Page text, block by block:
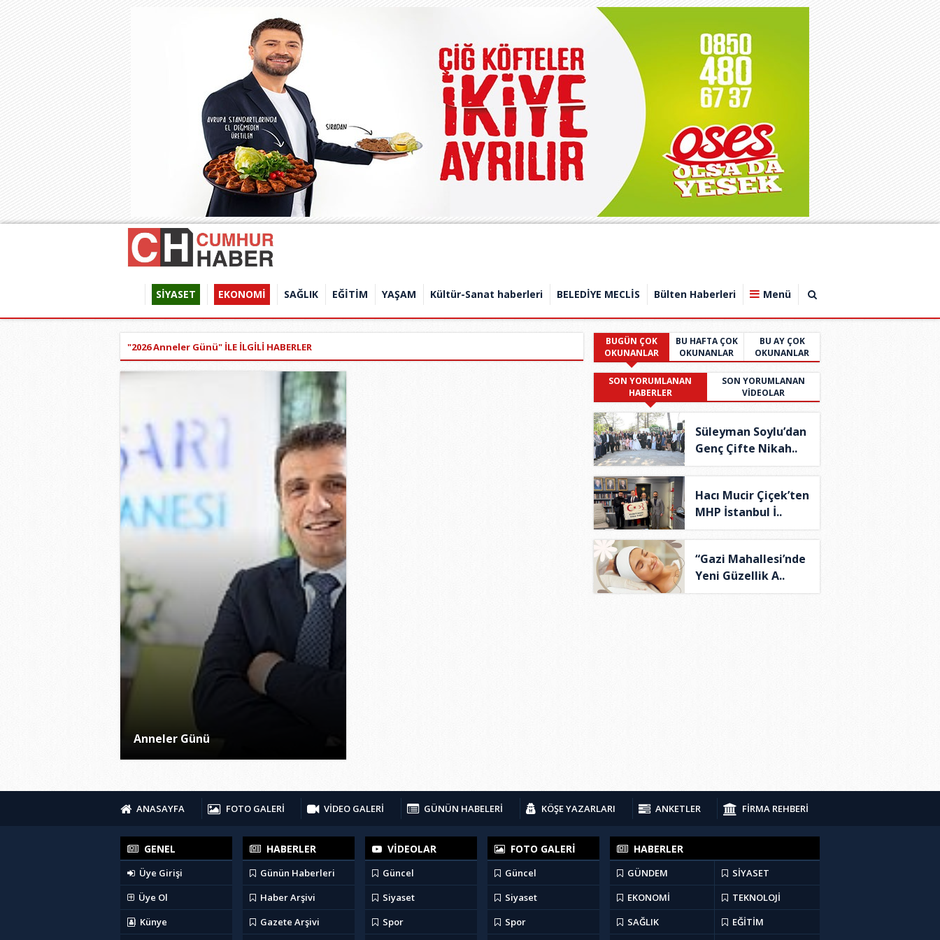
SİYASET EKONOMİ SAĞLIK EĞİTİM YAŞAM Kültür-Sanat haberleri BELEDİYE MECLİS Bülten Haberleri Menü
"2026 Anneler Günü" İLE İLGİLİ HABERLER
Anneler Günü
BUGÜN ÇOK
OKUNANLAR
BU HAFTA ÇOK
OKUNANLAR
BU AY ÇOK
OKUNANLAR
SON YORUMLANAN
HABERLER
SON YORUMLANAN
VİDEOLAR
Süleyman Soylu’dan
Genç Çifte Nikah..
Hacı Mucir Çiçek’ten
MHP İstanbul İ..
“Gazi Mahallesi’nde
Yeni Güzellik A..
ANASAYFA FOTO GALERİ VİDEO GALERİ GÜNÜN HABELERİ KÖŞE YAZARLARI ANKETLER FİRMA REHBERİ
GENEL
Üye Girişi
Üye Ol
Künye
HABERLER
Günün Haberleri
Haber Arşivi
Gazete Arşivi
VİDEOLAR
Güncel
Siyaset
Spor
FOTO GALERİ
Güncel
Siyaset
Spor
HABERLER
GÜNDEM
SİYASET
EKONOMİ
TEKNOLOJİ
SAĞLIK
EĞİTİM